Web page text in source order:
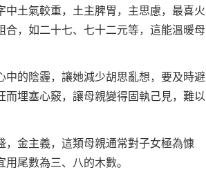
土氣較重，土主脾胃，主思慮，最喜火
，如二十七、七十二元等，這能溫暖母
中的陰霾，讓她減少胡思亂想，要及時避
埋塞心竅，讓母親變得固執己見，難以
金主義，這類母親通常對子女極為慷
尾數為三、八的木數。